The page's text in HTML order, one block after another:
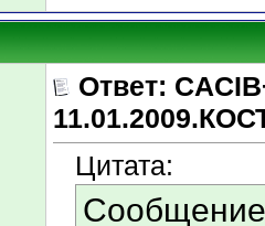
Ответ:
Цитата: